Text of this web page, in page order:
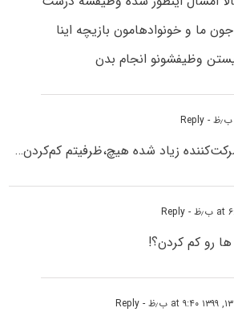
ما و خونوادهامون بازیچه اینا
وظیفشونو انجام بدن
- Reply
زیاد شده هیچ،ظرفیتم کم‌کردن…
- Reply
رو کم کردن؟!
- Reply